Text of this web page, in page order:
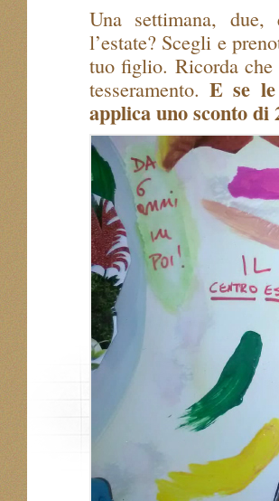
Una settimana,
l’estate? Scegli e
tuo figlio. Ricorda che
tesseramento.E se
applica uno sconto di